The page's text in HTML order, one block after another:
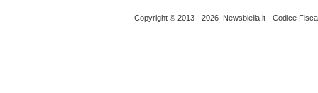
Copyright © 2013 - 2026 Newsbiella.it - Codice